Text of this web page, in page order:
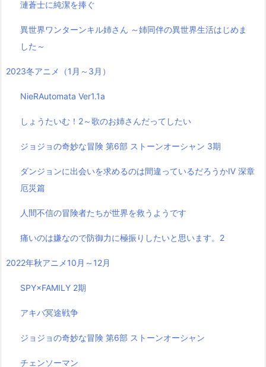
漣蒼士に純潔を捧ぐ
異世界ワンターンキル姉さん ～姉同伴の異世界生活はじめま
した～
2023冬アニメ（1月～3月）
NieRAutomata Ver1.1a
しょうたいむ！2～歌のお姉さんだってしたい
ジョジョの奇妙な冒険 第6部 ストーンオーシャン 3期
ダンジョンに出会いを求めるのは間違っているだろうかⅣ 深章
厄災篇
人間不信の冒険者たちが世界を救うようです
痛いのは嫌なので防御力に極振りしたいと思います。2
2022年秋アニメ10月～12月
SPY×FAMILY 2期
アキバ冥途戦争
ジョジョの奇妙な冒険 第6部 ストーンオーシャン
チェンソーマン